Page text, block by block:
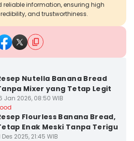
information, ensuring high
and trustworthiness.
Nutella Banana Bread
Mixer yang Tetap Legit
Jan 2026, 08:50 WIB
Flourless Banana Bread,
Enak Meski Tanpa Terigu
Des 2025, 21:45 WIB